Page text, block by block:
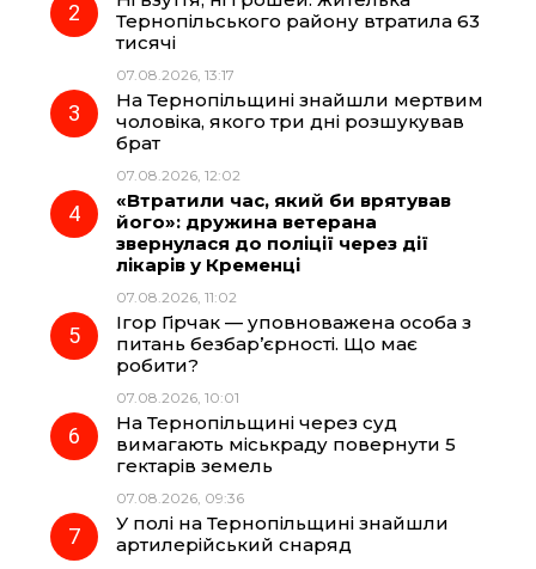
o
k
r
a
A
Тернопільського району втратила 63
тисячі
07.08.2026, 13:17
На Тернопільщині знайшли мертвим
чоловіка, якого три дні розшукував
брат
07.08.2026, 12:02
«Втратили час, який би врятував
його»: дружина ветерана
звернулася до поліції через дії
лікарів у Кременці
07.08.2026, 11:02
Ігор Гірчак — уповноважена особа з
питань безбар’єрності. Що має
робити?
07.08.2026, 10:01
На Тернопільщині через суд
вимагають міськраду повернути 5
гектарів земель
07.08.2026, 09:36
У полі на Тернопільщині знайшли
артилерійський снаряд